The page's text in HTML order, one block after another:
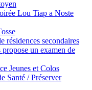
Lou Tiap a Noste
résidences secondaires
un examen de
Jeunes et Colos
Santé / Préserver